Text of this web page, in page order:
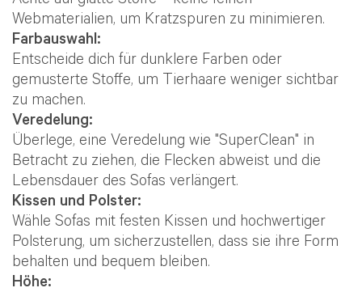
Webmaterialien, um Kratzspuren zu minimieren.
Farbauswahl:
Entscheide dich für dunklere Farben oder
gemusterte Stoffe, um Tierhaare weniger sichtbar
zu machen.
Veredelung:
Überlege, eine Veredelung wie "SuperClean" in
Betracht zu ziehen, die Flecken abweist und die
Lebensdauer des Sofas verlängert.
Kissen und Polster:
Wähle Sofas mit festen Kissen und hochwertiger
Polsterung, um sicherzustellen, dass sie ihre Form
behalten und bequem bleiben.
Höhe: